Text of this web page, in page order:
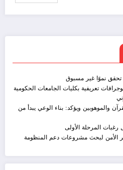
تحقق نموًا غير مسبوق
تعريفية بكليات الجامعات الحكومية
والموهوبين ويؤكد: بناء الوعي يبدأ من
رغبات المرحلة الأولى
الأمن لبحث مشروعات دعم المنظومة